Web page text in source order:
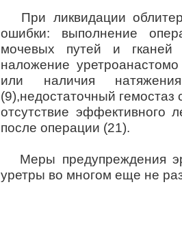
При ликвидации
ошибки: выполнение
мочевых путей и гканей
наложение
или наличия
(9),недостаточный
отсутствие эффективного
после операции (21).
Меры предупреждения
уретры во многом еще не